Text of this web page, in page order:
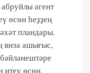
агент
өсөн һеҙҙең
пландары.
виза ашығыс,
итеү өсөн,